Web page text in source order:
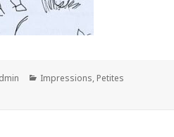
Categories
Impressions, Petites